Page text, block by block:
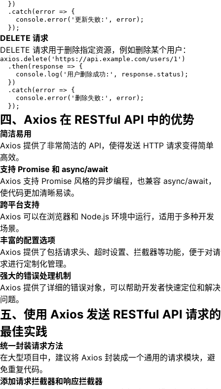
})
.catch(error => {
console.error('更新失败:', error);
});
DELETE 请求
DELETE 请求用于删除指定资源，例如删除某个用户：
axios.delete('https://api.example.com/users/1')
.then(response => {
console.log('用户删除成功:', response.status);
})
.catch(error => {
console.error('删除失败:', error);
});
四、Axios 在 RESTful API 中的优势
简洁易用
Axios 提供了非常简洁的 API，使得发送 HTTP 请求变得简单
高效。
支持 Promise 和 async/await
Axios 支持 Promise 风格的异步编程，也兼容 async/await，
使代码更加清晰易读。
跨平台支持
Axios 可以在浏览器和 Node.js 环境中运行，适用于多种开发
场景。
丰富的配置选项
Axios 提供了包括请求头、超时设置、拦截器等功能，便于对请
求进行定制化管理。
强大的错误处理机制
Axios 提供了详细的错误对象，可以帮助开发者快速定位和解决
问题。
五、使用 Axios 发送 RESTful API 请求的
最佳实践
统一封装请求方法
在大型项目中，建议将 Axios 封装成一个通用的请求模块，避
免重复代码。
添加请求拦截器和响应拦截器